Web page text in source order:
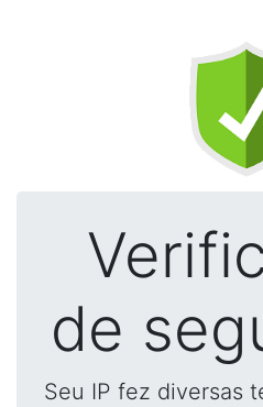
de
Seu IP fez diversas